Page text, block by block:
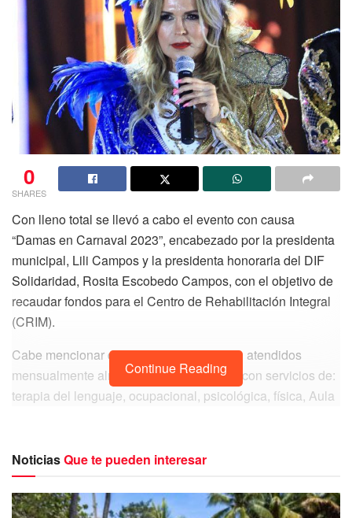
0
SHARES
Con lleno total se llevó a cabo el evento con causa
“Damas en Carnaval 2023”, encabezado por la presidenta
municipal, Lili Campos y la presidenta honoraria del DIF
Solidaridad, Rosita Escobedo Campos, con el objetivo de
recaudar fondos para el Centro de Rehabilitación Integral
(CRIM).
Cabe mencionar que en este espacio son atendidos
mensualmente alrededor de mil usuarios con servicios de:
terapia del lenguaje, ocupacional, psicológica, física, Aula
inclusivos.
Continue Reading
NoticiasQue te pueden interesar